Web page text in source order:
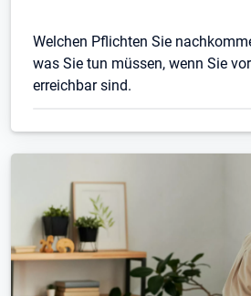
Welchen Pflichten Sie
was Sie tun müssen, wenn Sie
erreichbar sind.